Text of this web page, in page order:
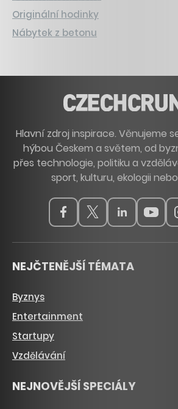
Originální hodinky
Nábytek z betonu
Hlavní zdroj inspirace. Věnujeme
hýbou Českem a světem, od
přes technologie, politiku a
sport, kulturu, ekologii
NEJČTENĚJŠÍ TÉMATA
Byznys
Entertainment
Startupy
Vzdělávání
NEJNOVĚJŠÍ SPECIÁLY